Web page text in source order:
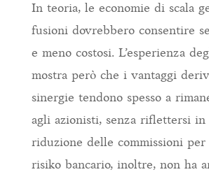
In teoria, le economie di scala
fusioni dovrebbero consentire
e meno costosi. L’esperienza
mostra però che i vantaggi
sinergie tendono spesso a
agli azionisti, senza riflettersi in
riduzione delle commissioni
risiko bancario, inoltre, non ha